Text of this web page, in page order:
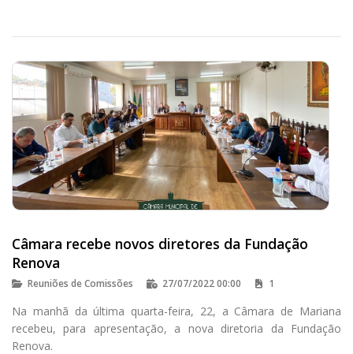
Câmara recebe novos diretores da Fundação
Renova
Reuniões de Comissões 27/07/2022 00:00 1
Na manhã da última quarta-feira, 22, a Câmara de Mariana
recebeu, para apresentação, a nova diretoria da Fundação
Renova.